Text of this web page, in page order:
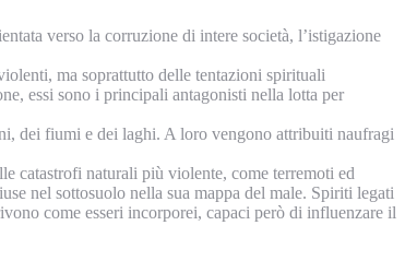
verso la corruzione di intere società, l’istigazione
ma soprattutto delle tentazioni spirituali
essi sono i principali antagonisti nella lotta per
dei fiumi e dei laghi. A loro vengono attribuiti naufragi
catastrofi naturali più violente, come terremoti ed
nel sottosuolo nella sua mappa del male. Spiriti legati
come esseri incorporei, capaci però di influenzare il